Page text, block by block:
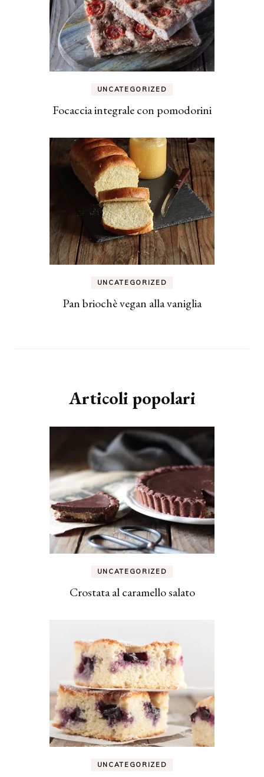
UNCATEGORIZED
Focaccia integrale con pomodorini
UNCATEGORIZED
Pan briochè vegan alla vaniglia
Articoli popolari
UNCATEGORIZED
Crostata al caramello salato
UNCATEGORIZED